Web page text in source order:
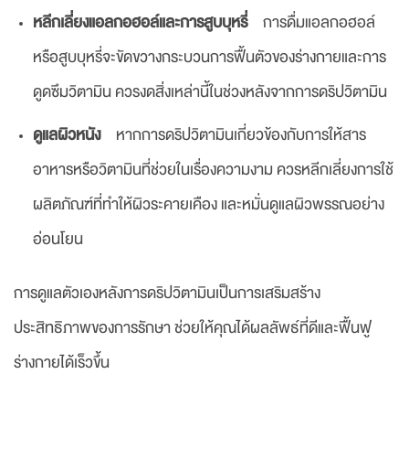
หลีกเลี่ยงแอลกอฮอล์และการสูบบุหรี่ การดื่มแอลกอฮอล์
หรือสูบบุหรี่จะขัดขวางกระบวนการฟื้นตัวของร่างกายและการ
ดูดซึมวิตามิน ควรงดสิ่งเหล่านี้ในช่วงหลังจากการดริปวิตามิน
ดูแลผิวหนัง หากการดริปวิตามินเกี่ยวข้องกับการให้สาร
อาหารหรือวิตามินที่ช่วยในเรื่องความงาม ควรหลีกเลี่ยงการใช้
ผลิตภัณฑ์ที่ทำให้ผิวระคายเคือง และหมั่นดูแลผิวพรรณอย่าง
อ่อนโยน
การดูแลตัวเองหลังการดริปวิตามินเป็นการเสริมสร้าง
ประสิทธิภาพของการรักษา ช่วยให้คุณได้ผลลัพธ์ที่ดีและฟื้นฟู
ร่างกายได้เร็วขึ้น